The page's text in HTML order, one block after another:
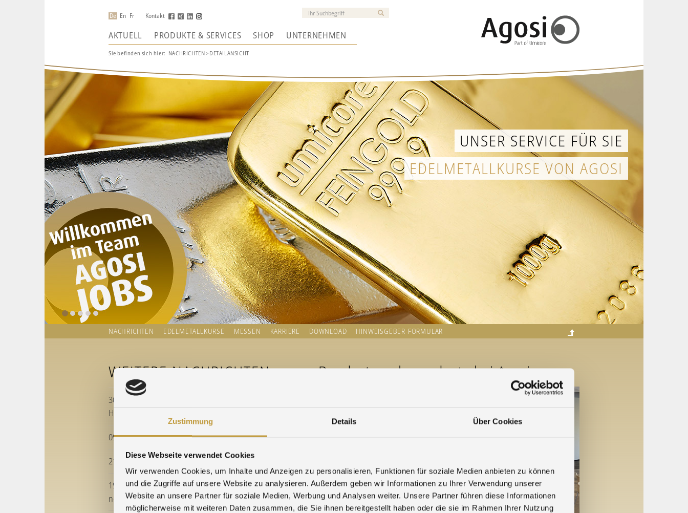
Zustimmung Details Über Cookies
Diese Webseite verwendet Cookies
Wir verwenden Cookies, um Inhalte und Anzeigen zu personalisieren, Funktionen für soziale Medien anbieten zu können
und die Zugriffe auf unsere Website zu analysieren. Außerdem geben wir Informationen zu Ihrer Verwendung unserer
Website an unsere Partner für soziale Medien, Werbung und Analysen weiter. Unsere Partner führen diese Informationen
möglicherweise mit weiteren Daten zusammen, die Sie ihnen bereitgestellt haben oder die sie im Rahmen Ihrer Nutzung
De En Fr Kontakt
AKTUELL PRODUKTE & SERVICES SHOP UNTERNEHMEN
Sie befinden sich hier: NACHRICHTEN> DETAILANSICHT
UNSER SERVICE FÜR SIE
EDELMETALLKURSE VON AGOSI
NACHRICHTEN EDELMETALLKURSE MESSEN KARRIERE DOWNLOAD HINWEISGEBER-FORMULAR
WEITERE NACHRICHTEN
30.06.2026 » 20 Jahre am neuen Standort -
Herzlichen Glückwunsch NE-Metallhandel
09.04.2026 » Wechsel im Agosi-Vorstand
21.12.2025 » Betriebsruhe, Feiertage & Brückentage
19.12.2025 » Frohe Weihnachten und ein glückliches
neues Jahr!
Bundestagsabgeordnete bei Agosi